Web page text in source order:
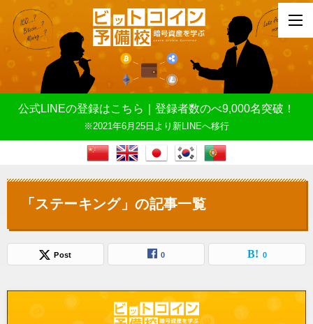
公式LINEの登録はこちら｜登録者数のべ9,000名突破！
※2021年6月25日より新LINEへ移行
「ステーキング」の記事一覧
Post 0 0